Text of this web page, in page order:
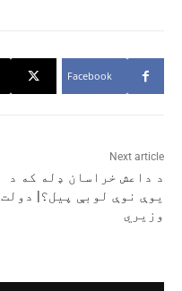
Facebook
Next article
د داعش خراسان ډله که د
یوې نوې لوبې پیل؟| دولت
وزیري